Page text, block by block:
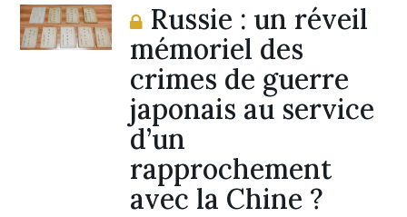
Russie : un réveil
mémoriel des
crimes de guerre
japonais au service
d’un
rapprochement
avec la Chine ?